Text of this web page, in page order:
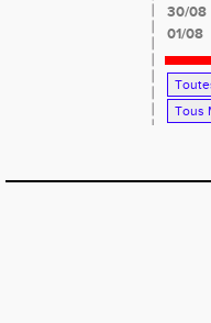
30/08
01/08